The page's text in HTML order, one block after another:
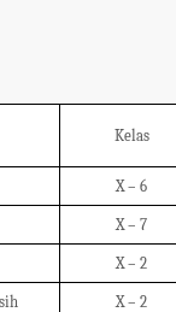
Kelas
X – 6
X – 7
X – 2
X – 2